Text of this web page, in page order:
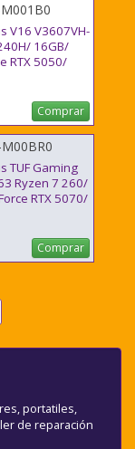
V16 V3607VH-
16GB/
RTX 5050/
Comprar
TUF Gaming
Ryzen 7 260/
RTX 5070/
Comprar
portatiles,
de reparación